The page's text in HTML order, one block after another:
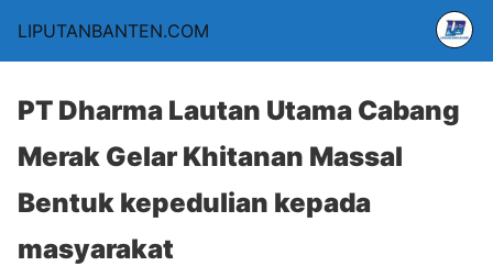
LIPUTANBANTEN.COM
PT Dharma Lautan Utama Cabang
Merak Gelar Khitanan Massal
Bentuk kepedulian kepada
masyarakat